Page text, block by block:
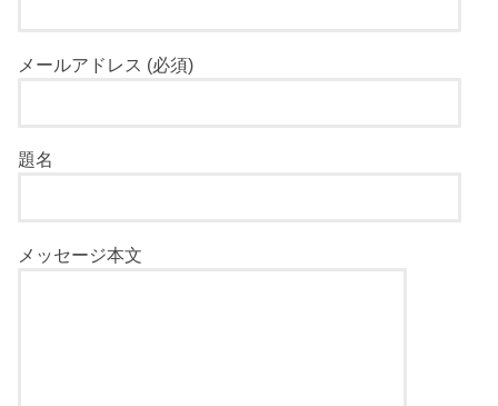
メールアドレス (必須)
題名
メッセージ本文